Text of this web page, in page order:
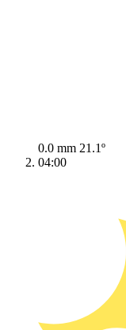
0.0 mm 21.1º
04:00